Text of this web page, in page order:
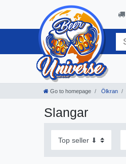
Go to homepage Ölkran
Slangar